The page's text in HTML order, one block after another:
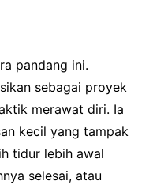
pandang ini.
sebagai proyek
merawat diri. Ia
kecil yang tampak
tidur lebih awal
selesai, atau